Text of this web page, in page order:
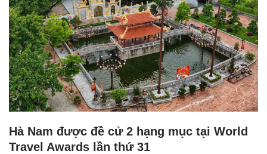
Hà Nam được đề cử 2 hạng mục tại World
Travel Awards lần thứ 31